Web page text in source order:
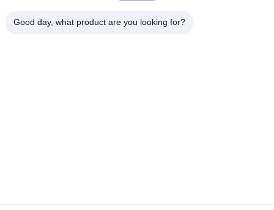
Good day, what product are you looking for?